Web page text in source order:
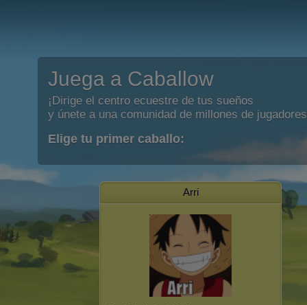
Juega a Caballow
¡Dirige el centro ecuestre de tus sueños
y únete a una comunidad de millones de
Elige tu primer caballo:
Arri